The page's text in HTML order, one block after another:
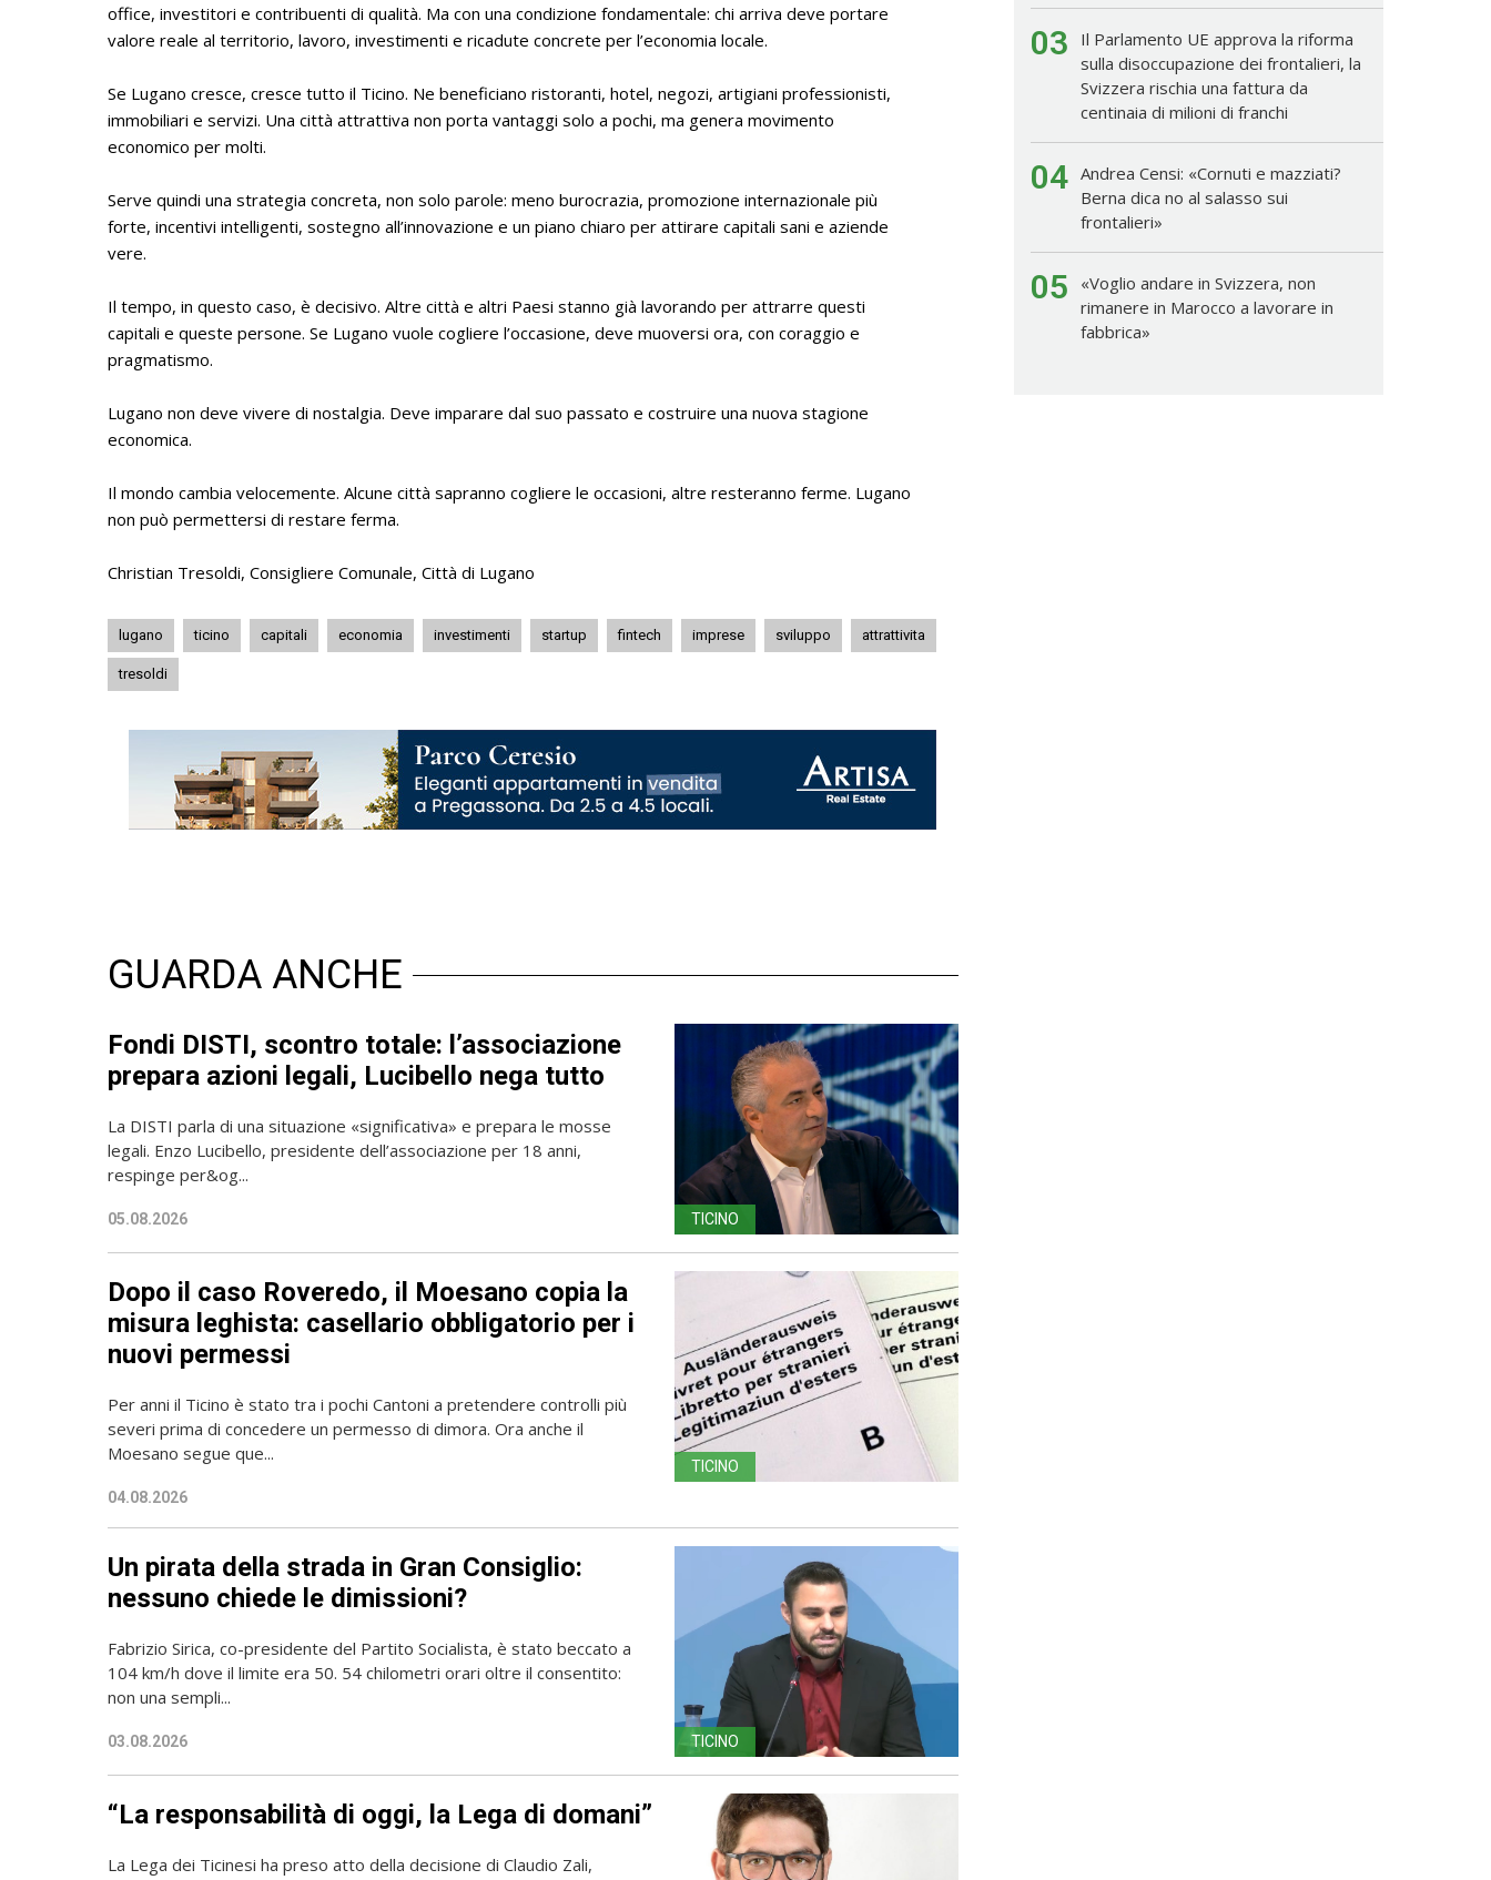
office, investitori e contribuenti di qualità. Ma con una condizione fondamentale: chi arriva deve portare
valore reale al territorio, lavoro, investimenti e ricadute concrete per l’economia locale.
Se Lugano cresce, cresce tutto il Ticino. Ne beneficiano ristoranti, hotel, negozi, artigiani professionisti,
immobiliari e servizi. Una città attrattiva non porta vantaggi solo a pochi, ma genera movimento
economico per molti.
Serve quindi una strategia concreta, non solo parole: meno burocrazia, promozione internazionale più
forte, incentivi intelligenti, sostegno all’innovazione e un piano chiaro per attirare capitali sani e aziende
vere.
Il tempo, in questo caso, è decisivo. Altre città e altri Paesi stanno già lavorando per attrarre questi
capitali e queste persone. Se Lugano vuole cogliere l’occasione, deve muoversi ora, con coraggio e
pragmatismo.
Lugano non deve vivere di nostalgia. Deve imparare dal suo passato e costruire una nuova stagione
economica.
Il mondo cambia velocemente. Alcune città sapranno cogliere le occasioni, altre resteranno ferme. Lugano
non può permettersi di restare ferma.
Christian Tresoldi, Consigliere Comunale, Città di Lugano
lugano ticino capitali economia investimenti startup fintech imprese sviluppo attrattivita
tresoldi
GUARDA ANCHE
Fondi DISTI, scontro totale: l’associazione
prepara azioni legali, Lucibello nega tutto
La DISTI parla di una situazione «significativa» e prepara le mosse
legali. Enzo Lucibello, presidente dell’associazione per 18 anni,
respinge per&og...
05.08.2026 TICINO
Dopo il caso Roveredo, il Moesano copia la
misura leghista: casellario obbligatorio per i
nuovi permessi
Per anni il Ticino è stato tra i pochi Cantoni a pretendere controlli più
severi prima di concedere un permesso di dimora. Ora anche il
Moesano segue que...
04.08.2026
TICINO
Un pirata della strada in Gran Consiglio:
nessuno chiede le dimissioni?
Fabrizio Sirica, co-presidente del Partito Socialista, è stato beccato a
104 km/h dove il limite era 50. 54 chilometri orari oltre il consentito:
non una sempli...
03.08.2026 TICINO
“La responsabilità di oggi, la Lega di domani”
La Lega dei Ticinesi ha preso atto della decisione di Claudio Zali,
03
Il Parlamento UE approva la riforma
sulla disoccupazione dei frontalieri, la
Svizzera rischia una fattura da
centinaia di milioni di franchi
04 Andrea Censi: «Cornuti e mazziati?
Berna dica no al salasso sui
frontalieri»
05
«Voglio andare in Svizzera, non
rimanere in Marocco a lavorare in
fabbrica»